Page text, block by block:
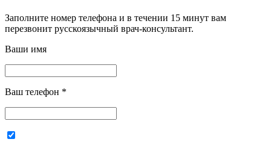
Заполните номер телефона и в течении 15 минут вам
перезвонит русскоязычный врач-консультант.
Ваши имя
Ваш телефон *